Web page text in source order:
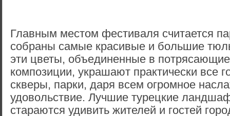
Главным местом фестиваля считается
собраны самые красивые и большие
эти цветы, объединенные в
композиции, украшают практически все
скверы, парки, даря всем огромное
удовольствие. Лучшие турецкие
стараются удивить жителей и гостей